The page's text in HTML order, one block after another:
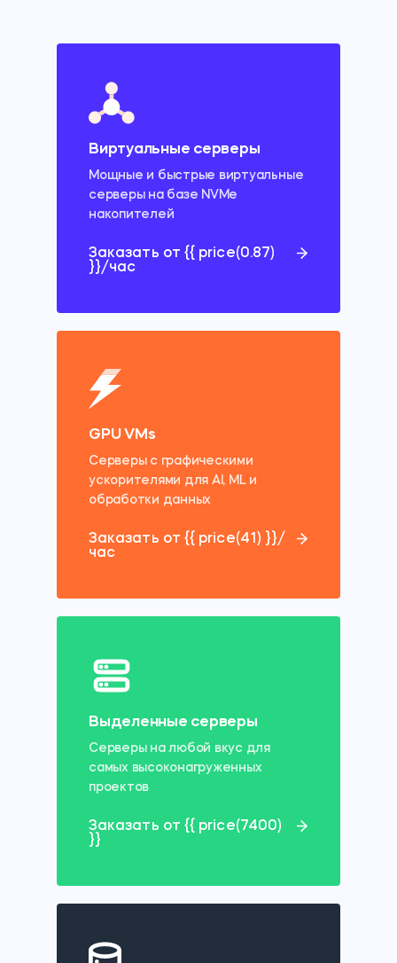
Виртуальные серверы
Мощные и быстрые виртуальные
серверына базе NVMe
накопителей
Заказать от {{ price(0.87)
}}/час
GPU VMs
Серверы с графическими
ускорителями для AI, ML и
обработки данных
Заказать от {{ price(41) }}/
час
Выделенные серверы
Серверы на любой вкус для
самых высоконагруженных
проектов
Заказать от {{ price(7400)
}}